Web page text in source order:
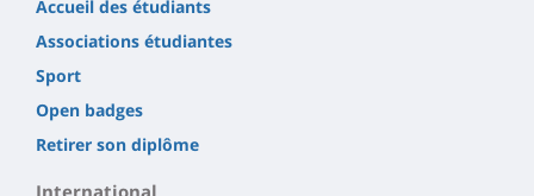
Accueil des étudiants
Associations étudiantes
Sport
Open badges
Retirer son diplôme
International